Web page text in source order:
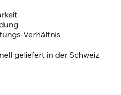
Verhältnis
geliefert in der Schweiz.